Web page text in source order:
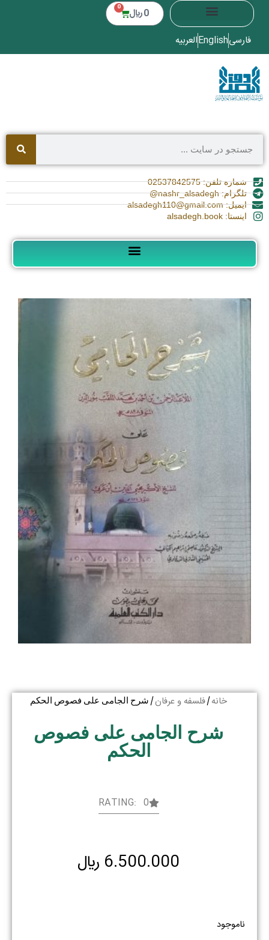
0 ﷼ 0
فارسیEnglishالعربیه
شماره تلفن: 02537842575
تلگرام: nashr_alsadegh@
ایمیل: alsadegh110@gmail.com
اینستا: alsadegh.book
خانه/ فلسفه و عرفان/ شرح الجامی علی فصوص الحکم
شرح الجامی علی فصوص
الحکم
RATING: 0
6.500.000 ﷼
ناموجود